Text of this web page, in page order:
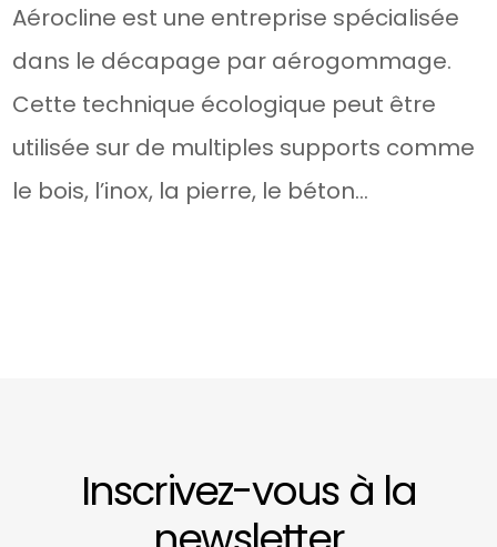
Aérocline est une entreprise spécialisée
dans le décapage par aérogommage.
Cette technique écologique peut être
utilisée sur de multiples supports comme
le bois, l’inox, la pierre, le béton…
Inscrivez-vous à la